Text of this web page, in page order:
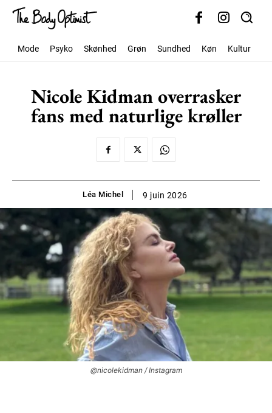
Mode Psyko Skønhed Grøn Sundhed Køn Kultur
Nicole Kidman overrasker
fans med naturlige krøller
Léa Michel 9 juin 2026
@nicolekidman / Instagram